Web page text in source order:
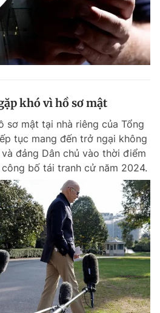
0908 780 404
RSS Chính sách bảo
Toàn
Hưng
- BTTTT cấp ngày 24.3.2020
về Báo Thanh Niên. Cấm sao chép
có sự chấp thuận bằng văn bản.
JSC.
khó vì hồ sơ mật
sơ mật tại nhà riêng của Tổng
tục mang đến trở ngại không
đảng Dân chủ vào thời điểm
bố tái tranh cử năm 2024.